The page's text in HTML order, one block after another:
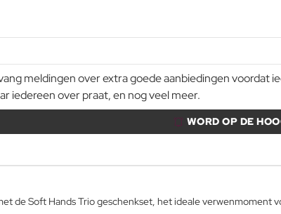
meldingen over extra goede aanbiedingen voordat
iedereen over praat, en nog veel meer.
WORD OP DE
de Soft Hands Trio geschenkset, het ideale verwenmoment